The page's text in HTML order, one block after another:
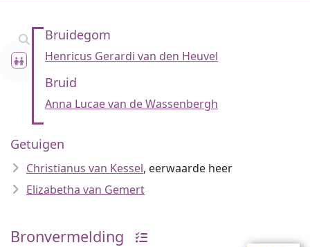
Bruidegom
Henricus Gerardi van den Heuvel
Bruid
Anna Lucae van de Wassenbergh
Getuigen
Christianus van Kessel, eerwaarde heer
Elizabetha van Gemert
Bronvermelding